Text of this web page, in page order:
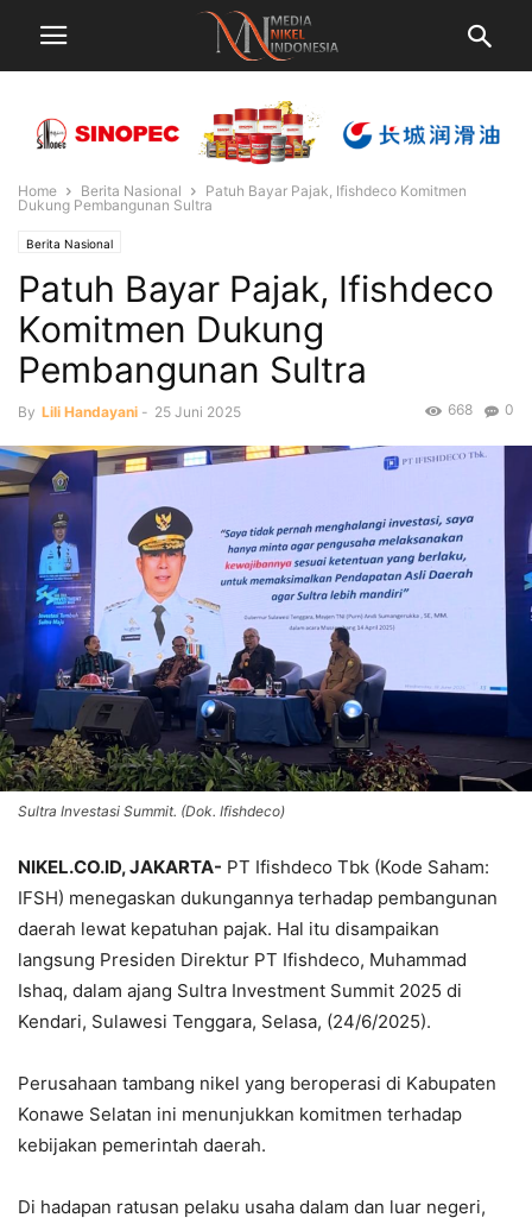
Home Berita Nasional
Patuh Bayar Pajak, Ifishdeco Komitmen
Dukung Pembangunan Sultra
Berita Nasional
Patuh Bayar Pajak, Ifishdeco
Komitmen Dukung
Pembangunan Sultra
By Lili Handayani - 25 Juni 2025 0
668
Sultra Investasi Summit. (Dok. Ifishdeco)
NIKEL.CO.ID, JAKARTA- PT Ifishdeco Tbk (Kode Saham:
IFSH) menegaskan dukungannya terhadap pembangunan
daerah lewat kepatuhan pajak. Hal itu disampaikan
langsung Presiden Direktur PT Ifishdeco, Muhammad
Ishaq, dalam ajang Sultra Investment Summit 2025 di
Kendari, Sulawesi Tenggara, Selasa, (24/6/2025).
Perusahaan tambang nikel yang beroperasi di Kabupaten
Konawe Selatan ini menunjukkan komitmen terhadap
kebijakan pemerintah daerah.
Di hadapan ratusan pelaku usaha dalam dan luar negeri,